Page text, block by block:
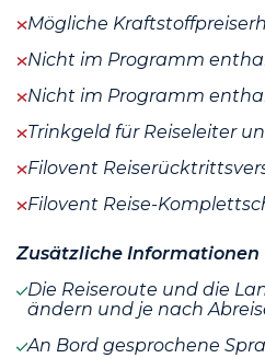
Mögliche
Nicht im Programm
Nicht im Programm
Trinkgeld für Reiseleiter
Filovent
Filovent Reise-
Zusätzliche Informationen
Die Reiseroute und die
ändern und je nach
An Bord gesprochene